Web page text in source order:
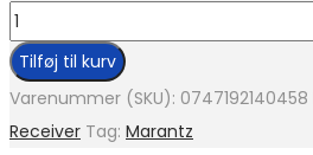
Tilføj til kurv
Varenummer (SKU): 0747192140458
Receiver Tag: Marantz